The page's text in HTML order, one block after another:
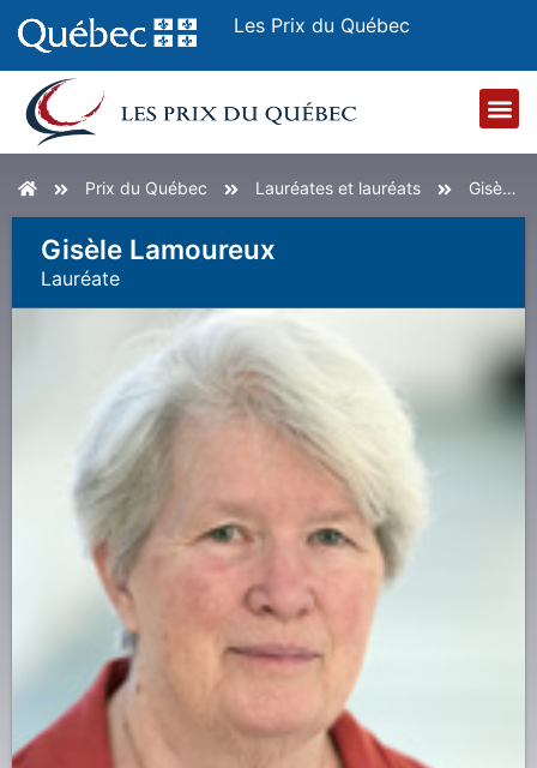
Les Prix du Québec
AccueilPrix du Québec Lauréates et lauréats Gisèle Lamoureux
Gisèle Lamoureux
LauréatE